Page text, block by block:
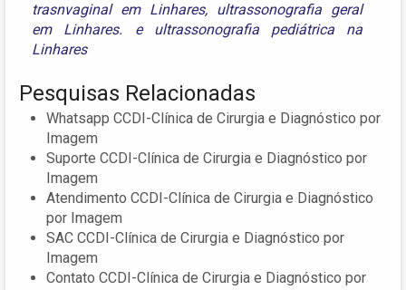
trasnvaginal em Linhares, ultrassonografia geral
em Linhares. e ultrassonografia pediátrica na
Linhares
Pesquisas Relacionadas
Whatsapp CCDI-Clínica de Cirurgia e Diagnóstico por
Imagem
Suporte CCDI-Clínica de Cirurgia e Diagnóstico por
Imagem
Atendimento CCDI-Clínica de Cirurgia e Diagnóstico
por Imagem
SAC CCDI-Clínica de Cirurgia e Diagnóstico por
Imagem
Contato CCDI-Clínica de Cirurgia e Diagnóstico por